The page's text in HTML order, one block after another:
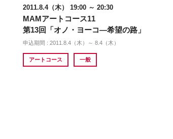
2011.8.4（木） 19:00 ～ 20:30
MAMアートコース11
第13回「オノ・ヨーコ―希望の路」
申込期間 : 2011.8.4（木）～ 8.4（木）
アートコース 一般